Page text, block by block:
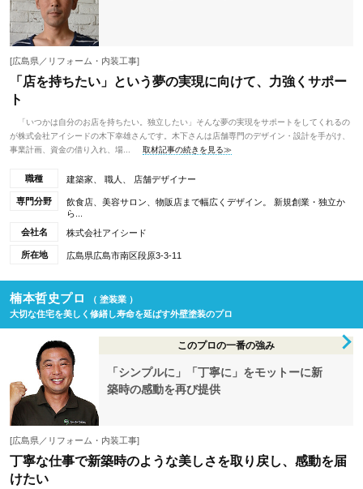
[広島県／リフォーム・内装工事]
「店を持ちたい」という夢の実現に向けて、力強くサポー
ト
「いつかは自分のお店を持ちたい。独立したい」そんな夢の実現をサポートをしてくれるの
が株式会社アイシードの木下幸雄さんです。木下さんは店舗専門のデザイン・設計を手がけ、
事業計画、資金の借り入れ、場...
取材記事の続きを見る≫
職種 建築家、 職人、 店舗デザイナー
専門分野
飲食店、美容サロン、物販店まで幅広くデザイン。 新規創業・独立か
ら...
会社名
株式会社アイシード
所在地 広島県広島市南区段原3‐3‐11
楠本哲史プロ
（ 塗装業 ）
大切な住宅を美しく修繕し寿命を延ばす外壁塗装のプロ
このプロの一番の強み
「シンプルに」「丁寧に」をモットーに新
築時の感動を再び提供
[広島県／リフォーム・内装工事]
丁寧な仕事で新築時のような美しさを取り戻し、感動を届
けたい